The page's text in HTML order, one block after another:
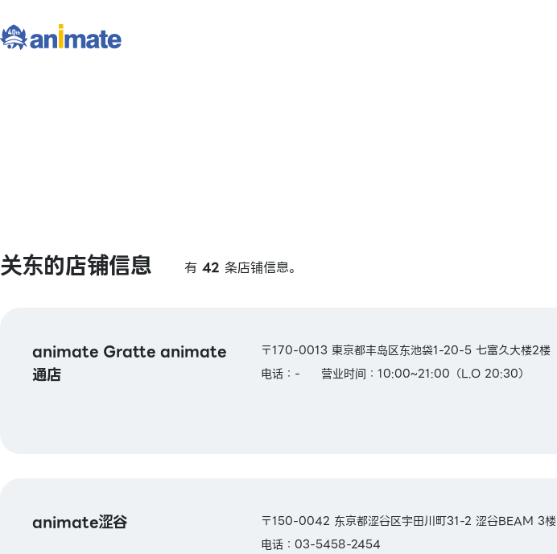
关东的店铺信息 有 42 条店铺信息。
animate Gratte animate
通店
〒170-0013 東京都丰岛区东池袋1-20-5 七富久大楼2楼
电话：-
营业时间：10:00~21:00（L.O 20:30）
animate涩谷
〒150-0042 东京都涩谷区宇田川町31-2 涩谷BEAM 3楼
电话：03-5458-2454